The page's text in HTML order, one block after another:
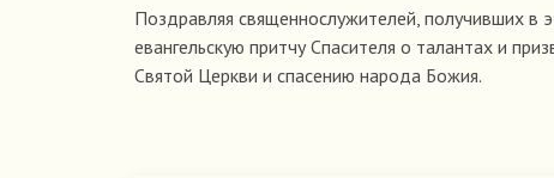
Поздравляя священнослужителей, получивших в
евангельскую притчу Спасителя о талантах и
Святой Церкви и спасению народа Божия.